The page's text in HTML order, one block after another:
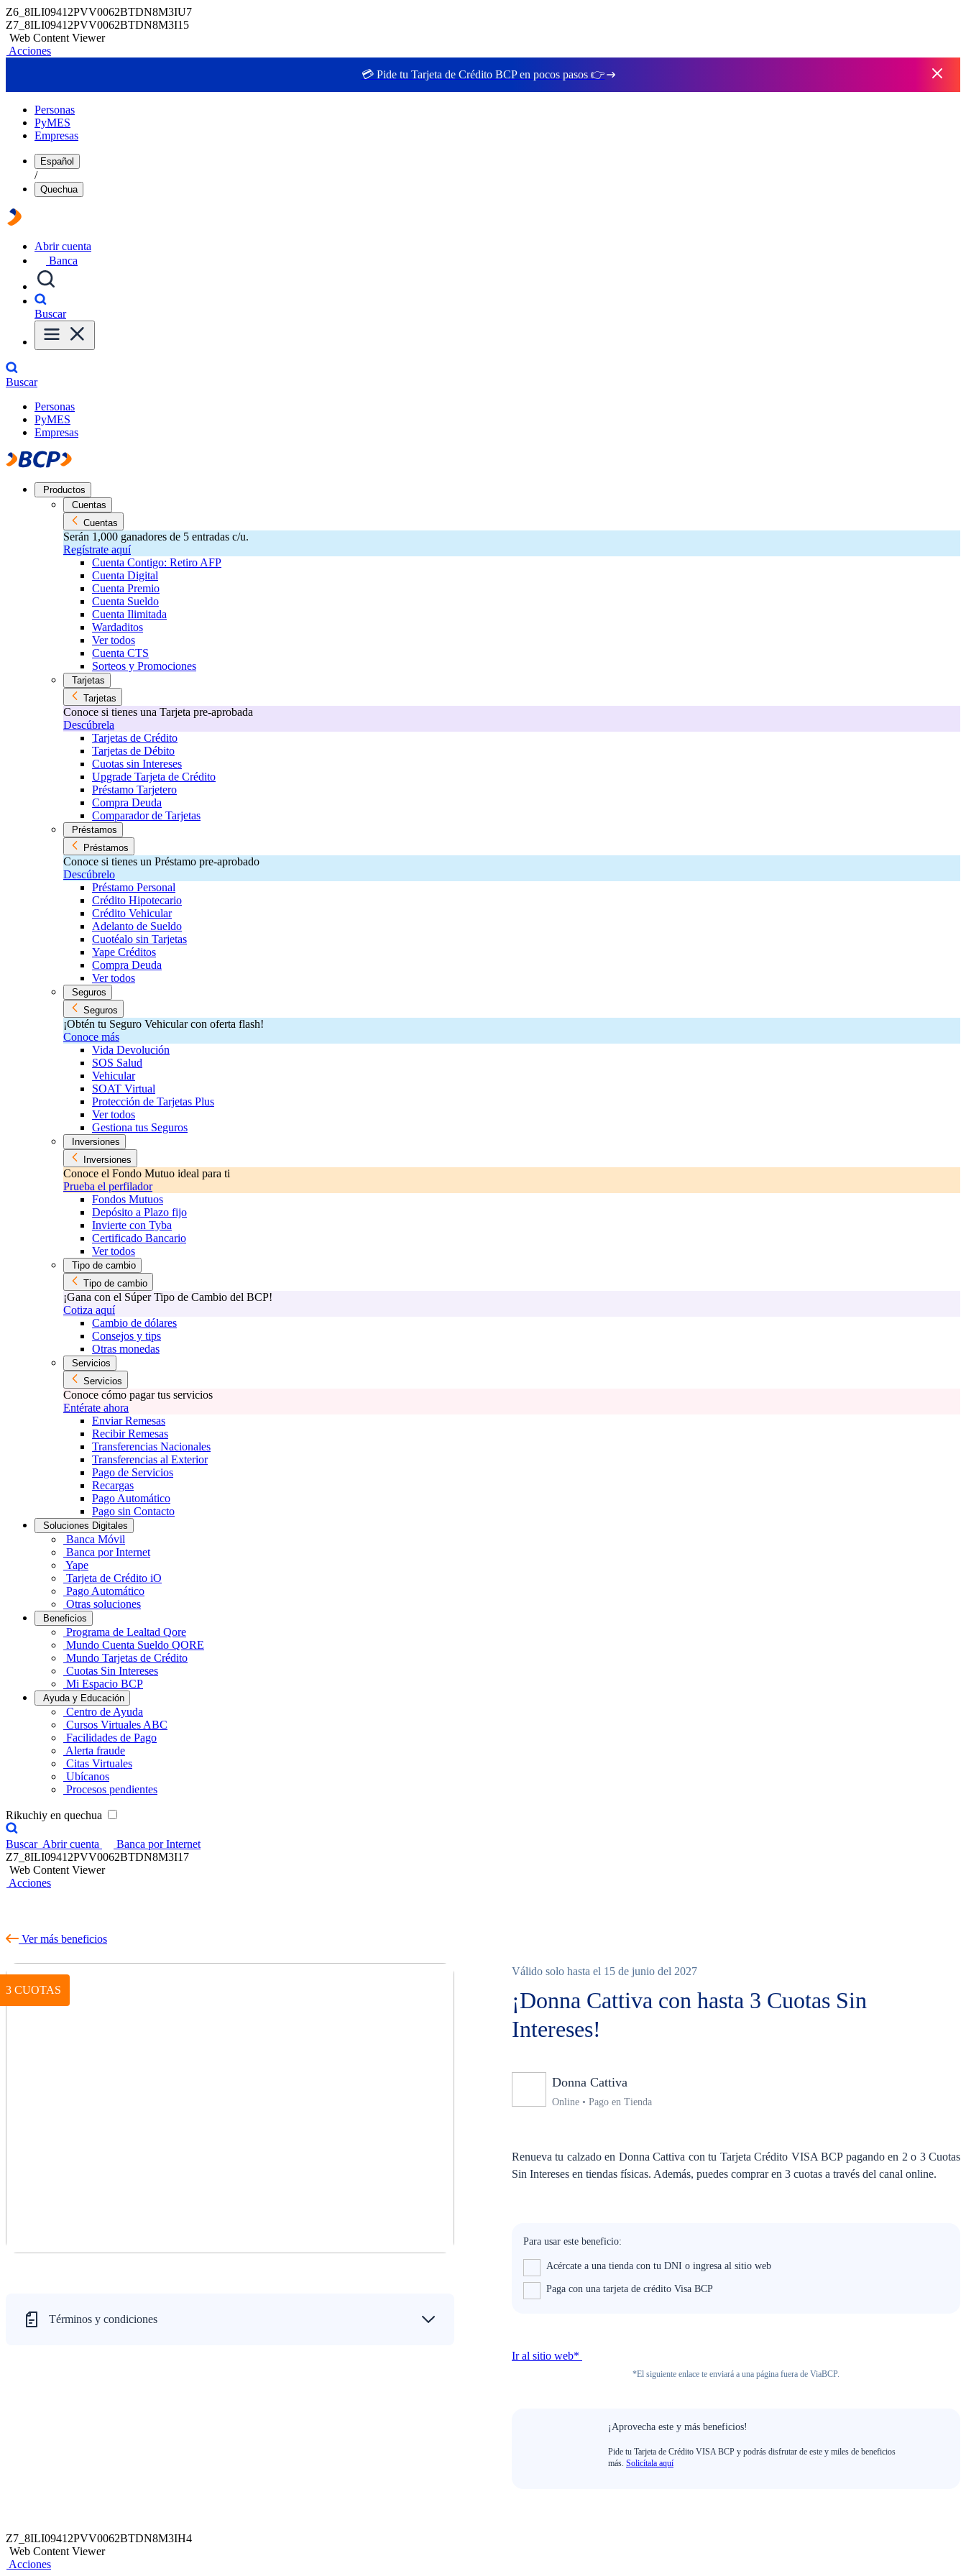
Z6_8ILI09412PVV0062BTDN8M3IU7
Z7_8ILI09412PVV0062BTDN8M3I15
Web Content Viewer
Acciones
💳 Pide tu Tarjeta de Crédito BCP en pocos pasos 👉
Personas
PyMES
Empresas
Español
/
Quechua
Abrir cuenta
Banca
Buscar
Buscar
Personas
PyMES
Empresas
Productos
Cuentas
Cuentas
Serán 1,000 ganadores de 5 entradas c/u.
Regístrate aquí
Cuenta Contigo: Retiro AFP
Cuenta Digital
Cuenta Premio
Cuenta Sueldo
Cuenta Ilimitada
Wardaditos
Ver todos
Cuenta CTS
Sorteos y Promociones
Tarjetas
Tarjetas
Conoce si tienes una Tarjeta pre-aprobada
Descúbrela
Tarjetas de Crédito
Tarjetas de Débito
Cuotas sin Intereses
Upgrade Tarjeta de Crédito
Préstamo Tarjetero
Compra Deuda
Comparador de Tarjetas
Préstamos
Préstamos
Conoce si tienes un Préstamo pre-aprobado
Descúbrelo
Préstamo Personal
Crédito Hipotecario
Crédito Vehicular
Adelanto de Sueldo
Cuotéalo sin Tarjetas
Yape Créditos
Compra Deuda
Ver todos
Seguros
Seguros
¡Obtén tu Seguro Vehicular con oferta flash!
Conoce más
Vida Devolución
SOS Salud
Vehicular
SOAT Virtual
Protección de Tarjetas Plus
Ver todos
Gestiona tus Seguros
Inversiones
Inversiones
Conoce el Fondo Mutuo ideal para ti
Prueba el perfilador
Fondos Mutuos
Depósito a Plazo fijo
Invierte con Tyba
Certificado Bancario
Ver todos
Tipo de cambio
Tipo de cambio
¡Gana con el Súper Tipo de Cambio del BCP!
Cotiza aquí
Cambio de dólares
Consejos y tips
Otras monedas
Servicios
Servicios
Conoce cómo pagar tus servicios
Entérate ahora
Enviar Remesas
Recibir Remesas
Transferencias Nacionales
Transferencias al Exterior
Pago de Servicios
Recargas
Pago Automático
Pago sin Contacto
Soluciones Digitales
Banca Móvil
Banca por Internet
Yape
Tarjeta de Crédito iO
Pago Automático
Otras soluciones
Beneficios
Programa de Lealtad Qore
Mundo Cuenta Sueldo QORE
Mundo Tarjetas de Crédito
Cuotas Sin Intereses
Mi Espacio BCP
Ayuda y Educación
Centro de Ayuda
Cursos Virtuales ABC
Facilidades de Pago
Alerta fraude
Citas Virtuales
Ubícanos
Procesos pendientes
Rikuchiy en quechua
Buscar Abrir cuenta
Banca por Internet
Z7_8ILI09412PVV0062BTDN8M3I17
Web Content Viewer
Acciones
Ver más beneficios
3 CUOTAS
Términos y condiciones
Válido solo hasta el 15 de junio del 2027
¡Donna Cattiva con hasta 3 Cuotas Sin
Intereses!
Donna Cattiva
Online • Pago en Tienda
Renueva tu calzado en Donna Cattiva con tu Tarjeta Crédito VISA BCP pagando en 2 o 3 Cuotas
Sin Intereses en tiendas físicas. Además, puedes comprar en 3 cuotas a través del canal online.
Para usar este beneficio:
Acércate a una tienda con tu DNI o ingresa al sitio web
Paga con una tarjeta de crédito Visa BCP
Ir al sitio web*
*El siguiente enlace te enviará a una página fuera de ViaBCP.
¡Aprovecha este y más beneficios!
Pide tu Tarjeta de Crédito VISA BCP y podrás disfrutar de este y miles de beneficios
más. Solicítala aquí
Z7_8ILI09412PVV0062BTDN8M3IH4
Web Content Viewer
Acciones